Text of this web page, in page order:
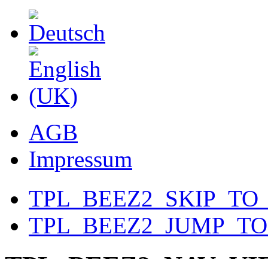
AGB
Impressum